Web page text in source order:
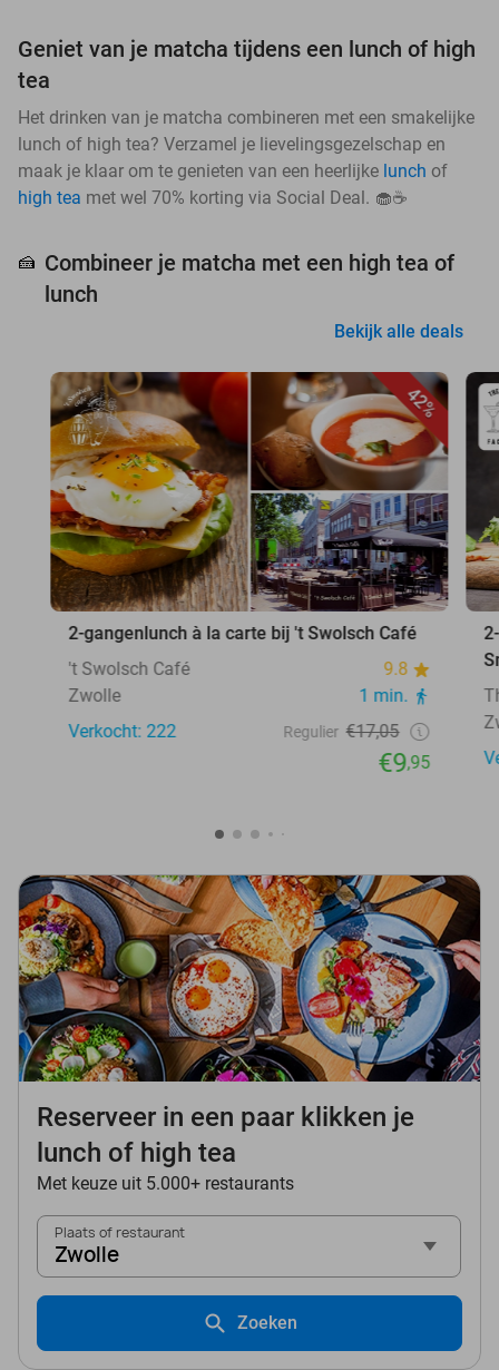
Geniet van je matcha tijdens een lunch of high
tea
Het drinken van je matcha combineren met een smakelijke
lunch of high tea? Verzamel je lievelingsgezelschap en
maak je klaar om te genieten van een heerlijke lunch of
high tea met wel 70% korting via Social Deal. 🧁☕
🍰 Combineer je matcha met een high tea of
lunch
Bekijk alle deals
42%
2-gangenlunch à la carte bij 't Swolsch Café
't Swolsch Café
9.8
Zwolle
1 min.
Verkocht: 222
Regulier €17,05
€9,95
Reserveer in een paar klikken je
lunch of high tea
Met keuze uit 5.000+ restaurants
Plaats of restaurant
Zwolle
Zoeken